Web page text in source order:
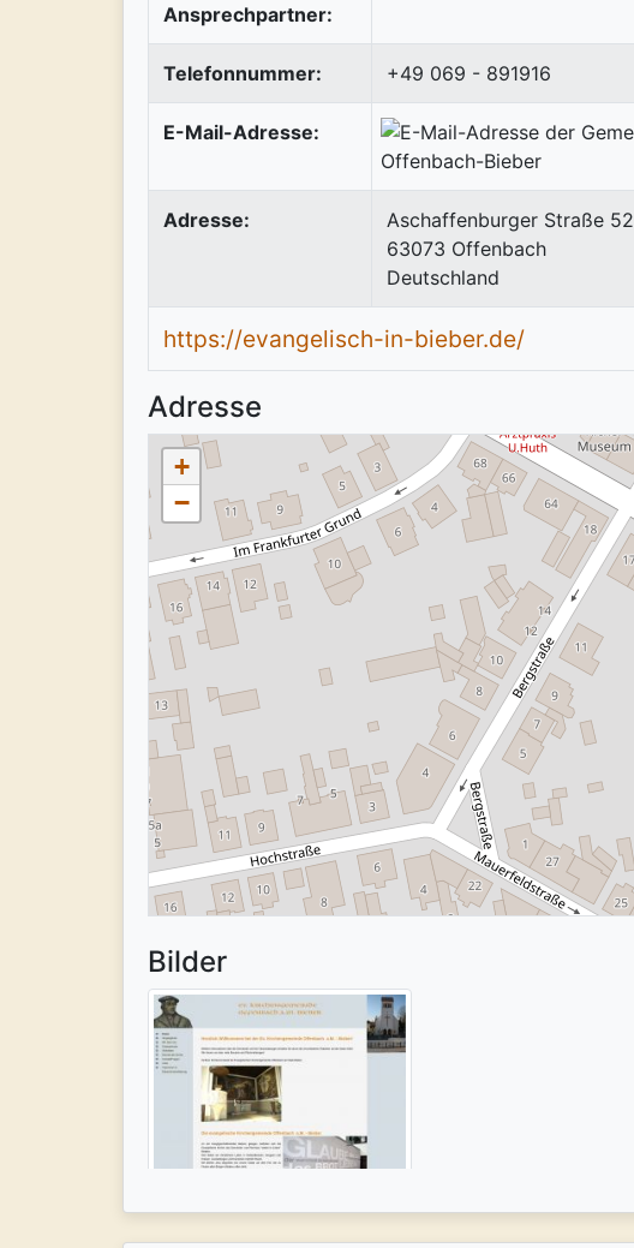
Ansprechpartner:
Telefonnummer: +49 069 - 891916
E-Mail-Adresse:
Adresse:
Aschaffenburger Straße 52
63073 Offenbach
Deutschland
https://evangelisch-in-bieber.de/
Adresse
+
−
Bilder